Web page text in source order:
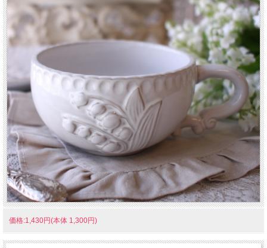
価格:1,430円(本体 1,300円)